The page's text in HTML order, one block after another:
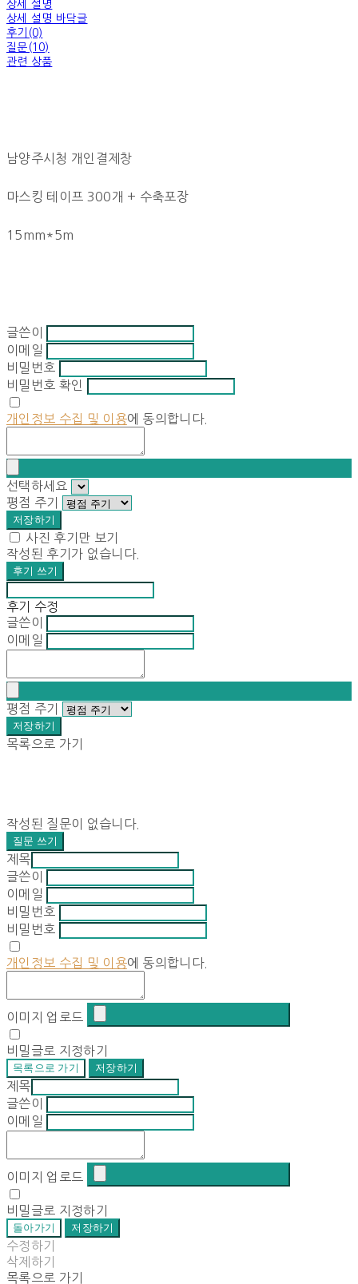
상세 설명
상세 설명 바닥글
후기(0)
질문(10)
관련 상품
남양주시청 개인결제창
마스킹 테이프 300개 + 수축포장
15mm*5m
글쓴이
이메일
비밀번호
비밀번호 확인
개인정보 수집 및 이용에 동의합니다.
선택하세요
평점 주기
저장하기
사진 후기만 보기
작성된 후기가 없습니다.
후기 쓰기
후기 수정
글쓴이
이메일
평점 주기
저장하기
목록으로 가기
작성된 질문이 없습니다.
질문 쓰기
제목
글쓴이
이메일
비밀번호
비밀번호
개인정보 수집 및 이용에 동의합니다.
이미지 업로드
비밀글로 지정하기
목록으로 가기
저장하기
제목
글쓴이
이메일
이미지 업로드
비밀글로 지정하기
돌아가기
저장하기
수정하기
삭제하기
목록으로 가기